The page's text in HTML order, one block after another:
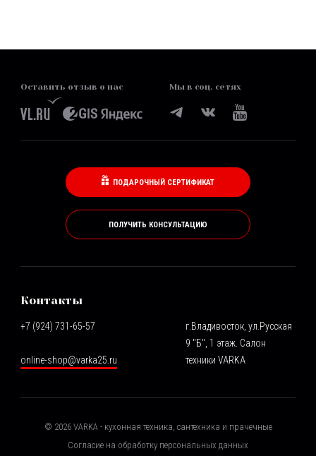
Оставить отзыв о нас Мы в соц. сетях
ПОДАРОЧНЫЙ СЕРТИФИКАТ
ПОЛУЧИТЬ КОНСУЛЬТАЦИЮ
Контакты
+7 (924) 731-65-57
online-shop@varka25.ru
г.Владивосток, ул.Русская
9 "Б", 1 этаж. Салон
техники VARKA
© 2026VARKA - кухонная техника, сантехника и прачечные
Согласие на обработку персональных данных